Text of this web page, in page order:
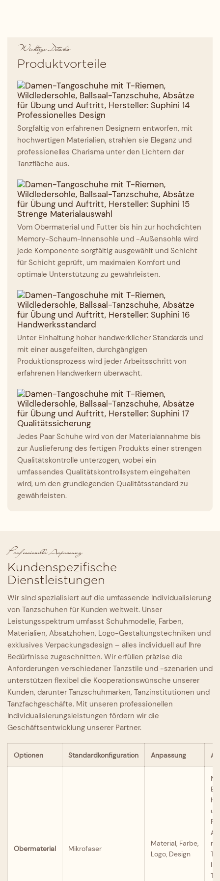
Wichtige Details
Produktvorteile
Professionelles Design
Sorgfältig von erfahrenen Designern entworfen, mit
hochwertigen Materialien, strahlen sie Eleganz und
professionelles Charisma unter den Lichtern der
Tanzfläche aus.
Strenge Materialauswahl
Vom Obermaterial und Futter bis hin zur hochdichten
Memory-Schaum-Innensohle und -Außensohle wird
jede Komponente sorgfältig ausgewählt und Schicht
für Schicht geprüft, um maximalen Komfort und
optimale Unterstützung zu gewährleisten.
Handwerksstandard
Unter Einhaltung hoher handwerklicher Standards und
mit einer ausgefeilten, durchgängigen
Produktionsprozess wird jeder Arbeitsschritt von
erfahrenen Handwerkern überwacht.
Qualitätssicherung
Jedes Paar Schuhe wird von der Materialannahme bis
zur Auslieferung des fertigen Produkts einer strengen
Qualitätskontrolle unterzogen, wobei ein
umfassendes Qualitätskontrollsystem eingehalten
wird, um den grundlegenden Qualitätsstandard zu
gewährleisten.
Professionelle Anpassung
Kundenspezifische
Dienstleistungen
Wir sind spezialisiert auf die umfassende Individualisierung
von Tanzschuhen für Kunden weltweit. Unser
Leistungsspektrum umfasst Schuhmodelle, Farben,
Materialien, Absatzhöhen, Logo-Gestaltungstechniken und
exklusives Verpackungsdesign – alles individuell auf Ihre
Bedürfnisse zugeschnitten. Wir erfüllen präzise die
Anforderungen verschiedener Tanzstile und -szenarien und
unterstützen flexibel die Kooperationswünsche unserer
Kunden, darunter Tanzschuhmarken, Tanzinstitutionen und
Tanzfachgeschäfte. Mit unseren professionellen
Individualisierungsleistungen fördern wir die
Geschäftsentwicklung unserer Partner.
Optionen Standardkonfiguration Anpassung
Obermaterial Mikrofaser
Material, Farbe,
Logo, Design